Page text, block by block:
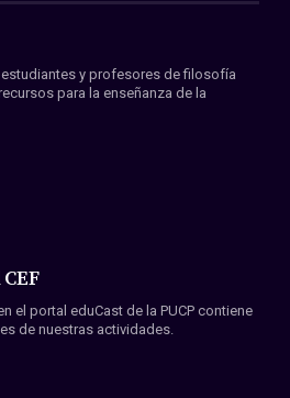
y profesores de filosofía
para la enseñanza de la
el portal eduCast de la PUCP contiene
de nuestras actividades.